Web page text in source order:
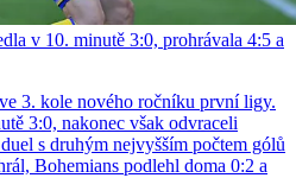
v 10. minutě 3:0, prohrávala 4:5 a
3. kole nového ročníku první ligy.
3:0, nakonec však odvraceli
s druhým nejvyšším počtem gólů
Bohemians podlehl doma 0:2 a